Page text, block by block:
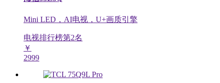
Mini LED，AI电视，U+画质引擎
电视排行榜第2名
￥
2999